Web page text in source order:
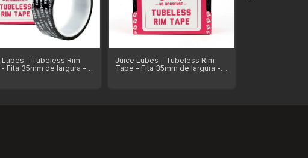
Lubes - Tubeless Rim
Fita 35mm de largura -
Juice Lubes - Tubeless Rim
Tape - Fita 35mm de largura -